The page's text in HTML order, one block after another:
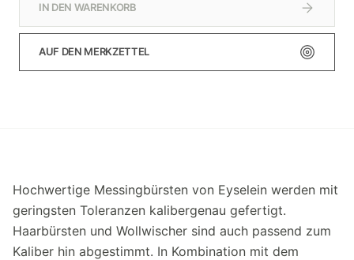
IN DEN WARENKORB
AUF DEN MERKZETTEL
Hochwertige Messingbürsten von Eyselein werden mit
geringsten Toleranzen kalibergenau gefertigt.
Haarbürsten und Wollwischer sind auch passend zum
Kaliber hin abgestimmt. In Kombination mit dem